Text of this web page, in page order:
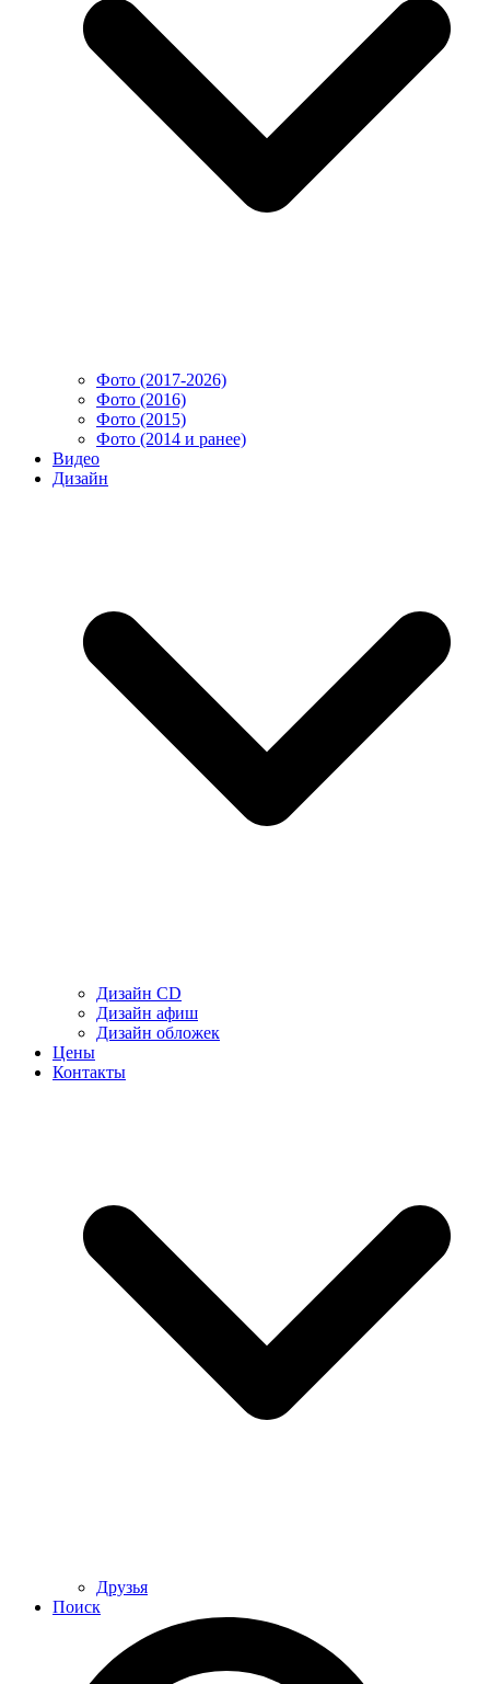
Фото (2017-2026)
Фото (2016)
Фото (2015)
Фото (2014 и ранее)
Видео
Дизайн
Дизайн CD
Дизайн афиш
Дизайн обложек
Цены
Контакты
Друзья
Поиск